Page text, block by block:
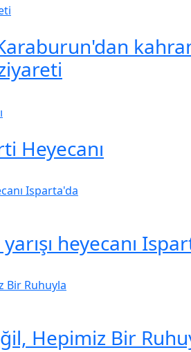
Heyecanı
heyecanı
Hepimiz Bir